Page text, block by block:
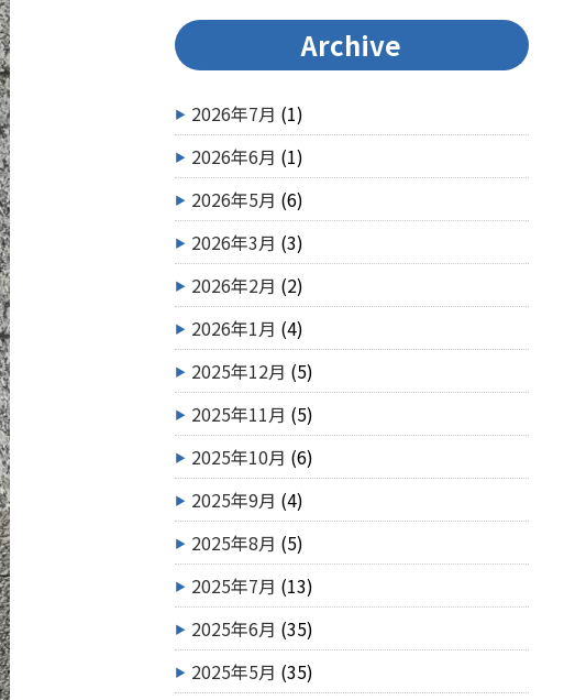
Archive
2026年7月 (1)
2026年6月 (1)
2026年5月 (6)
2026年3月 (3)
2026年2月 (2)
2026年1月 (4)
2025年12月 (5)
2025年11月 (5)
2025年10月 (6)
2025年9月 (4)
2025年8月 (5)
2025年7月 (13)
2025年6月 (35)
2025年5月 (35)